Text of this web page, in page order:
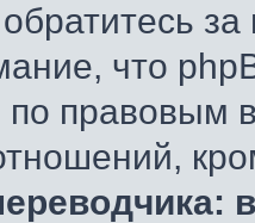
что
правовым